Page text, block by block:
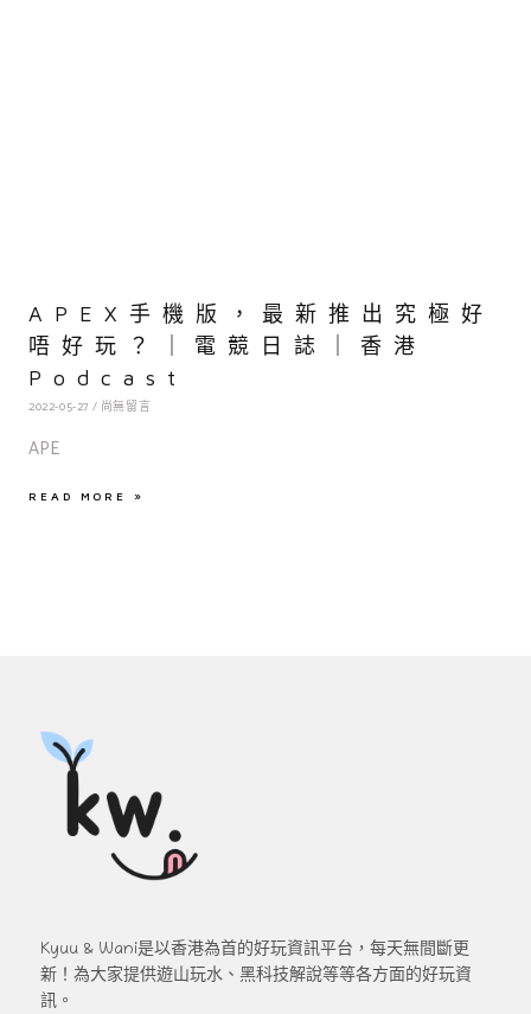
APEX手機版，最新推出究極好
唔好玩？｜電競日誌｜香港
Podcast
2022-05-27 尚無留言
APE
READ MORE »
Kyuu & Wani是以香港為首的好玩資訊平台，每天無間斷更
新！為大家提供遊山玩水、黑科技解說等等各方面的好玩資
訊。